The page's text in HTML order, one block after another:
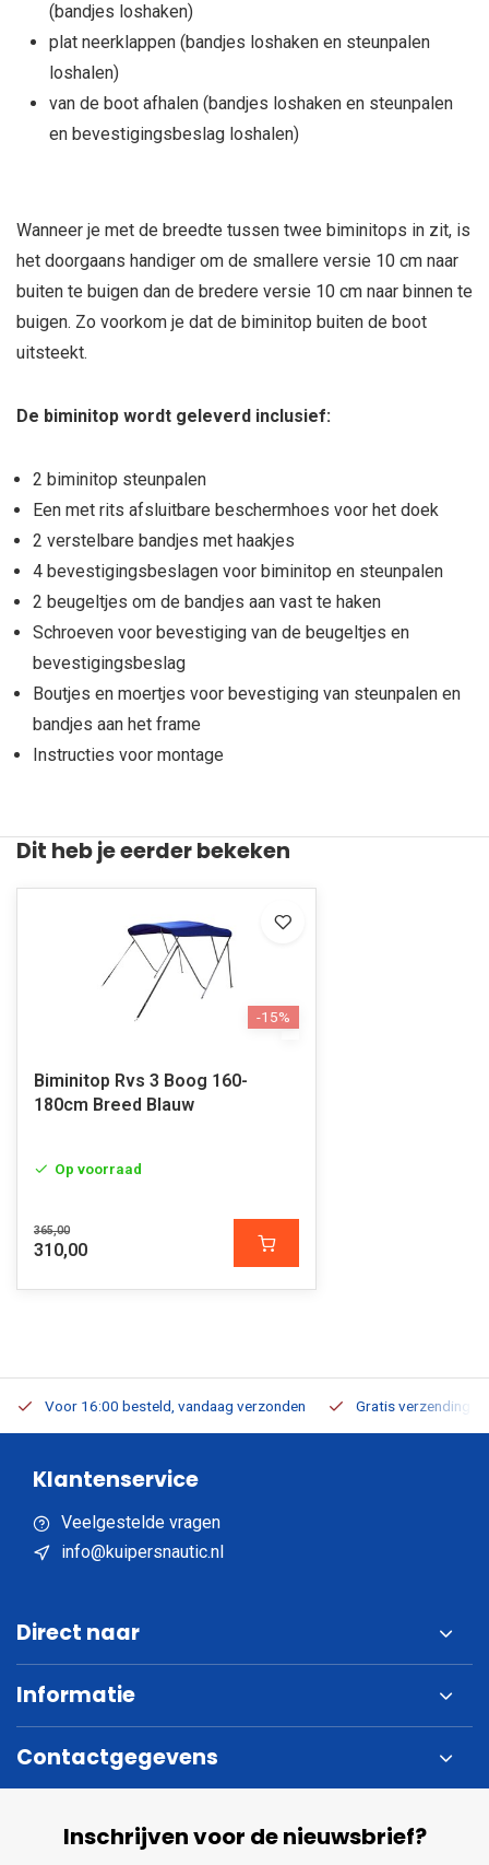
(bandjes loshaken)
plat neerklappen (bandjes loshaken en steunpalen
loshalen)
van de boot afhalen (bandjes loshaken en steunpalen
en bevestigingsbeslag loshalen)
Wanneer je met de breedte tussen twee biminitops in zit, is
het doorgaans handiger om de smallere versie 10 cm naar
buiten te buigen dan de bredere versie 10 cm naar binnen te
buigen. Zo voorkom je dat de biminitop buiten de boot
uitsteekt.
De biminitop wordt geleverd inclusief:
2 biminitop steunpalen
Een met rits afsluitbare beschermhoes voor het doek
2 verstelbare bandjes met haakjes
4 bevestigingsbeslagen voor biminitop en steunpalen
2 beugeltjes om de bandjes aan vast te haken
Schroeven voor bevestiging van de beugeltjes en
bevestigingsbeslag
Boutjes en moertjes voor bevestiging van steunpalen en
bandjes aan het frame
Instructies voor montage
Dit heb je eerder bekeken
-15%
Biminitop Rvs 3 Boog 160-
180cm Breed Blauw
Op voorraad
365,00
310,00
Voor 16:00 besteld, vandaag verzonden Gratis verzending
Klantenservice
Veelgestelde vragen
info@kuipersnautic.nl
Direct naar
Informatie
Contactgegevens
Inschrijven voor de nieuwsbrief?